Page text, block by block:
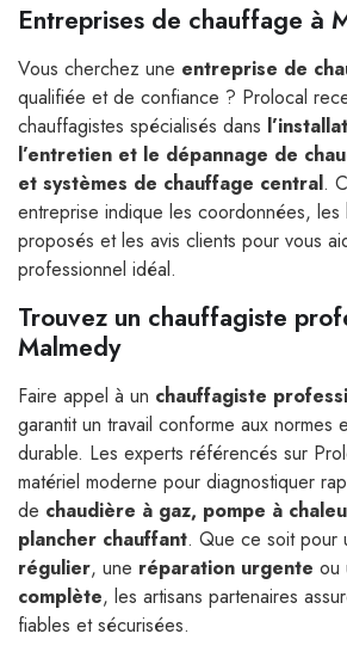
Entreprises de chauffage à
Vous cherchez une entreprise de
qualifiée et de confiance ? Prolocal
chauffagistes spécialisés dans
l’entretien et le dépannage de
et systèmes de chauffage central.
entreprise indique les coordonnées, les
proposés et les avis clients pour vous
professionnel idéal.
Trouvez un chauffagiste
Malmedy
Faire appel à un chauffagiste
garantit un travail conforme aux normes
durable. Les experts référencés sur
matériel moderne pour diagnostiquer
de chaudière à gaz, pompe à
plancher chauffant. Que ce soit pour
régulier, une réparation urgente ou
complète, les artisans partenaires
fiables et sécurisées.